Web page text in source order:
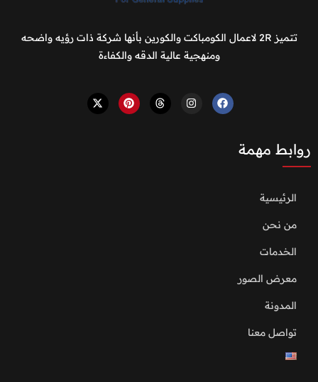
تتميز 2R لاعمال الكومباكت والكورين بأنها شركة ذات رؤيه واضحه
ومنهجية عالية الدقه والكفاءة
روابط مهمة
الرئيسية
من نحن
الخدمات
معرض الصور
المدونة
تواصل معنا